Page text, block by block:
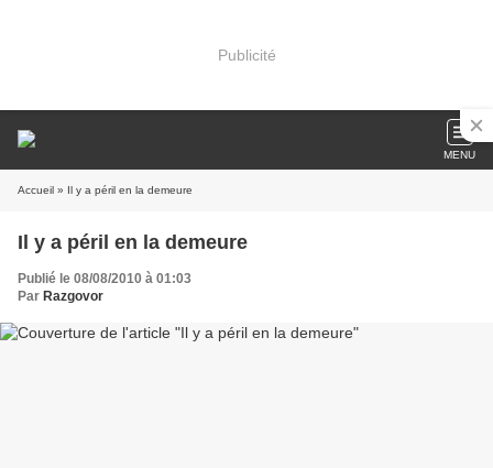
Publicité
MENU
Accueil » Il y a péril en la demeure
Il y a péril en la demeure
Publié le 08/08/2010 à 01:03
Par Razgovor